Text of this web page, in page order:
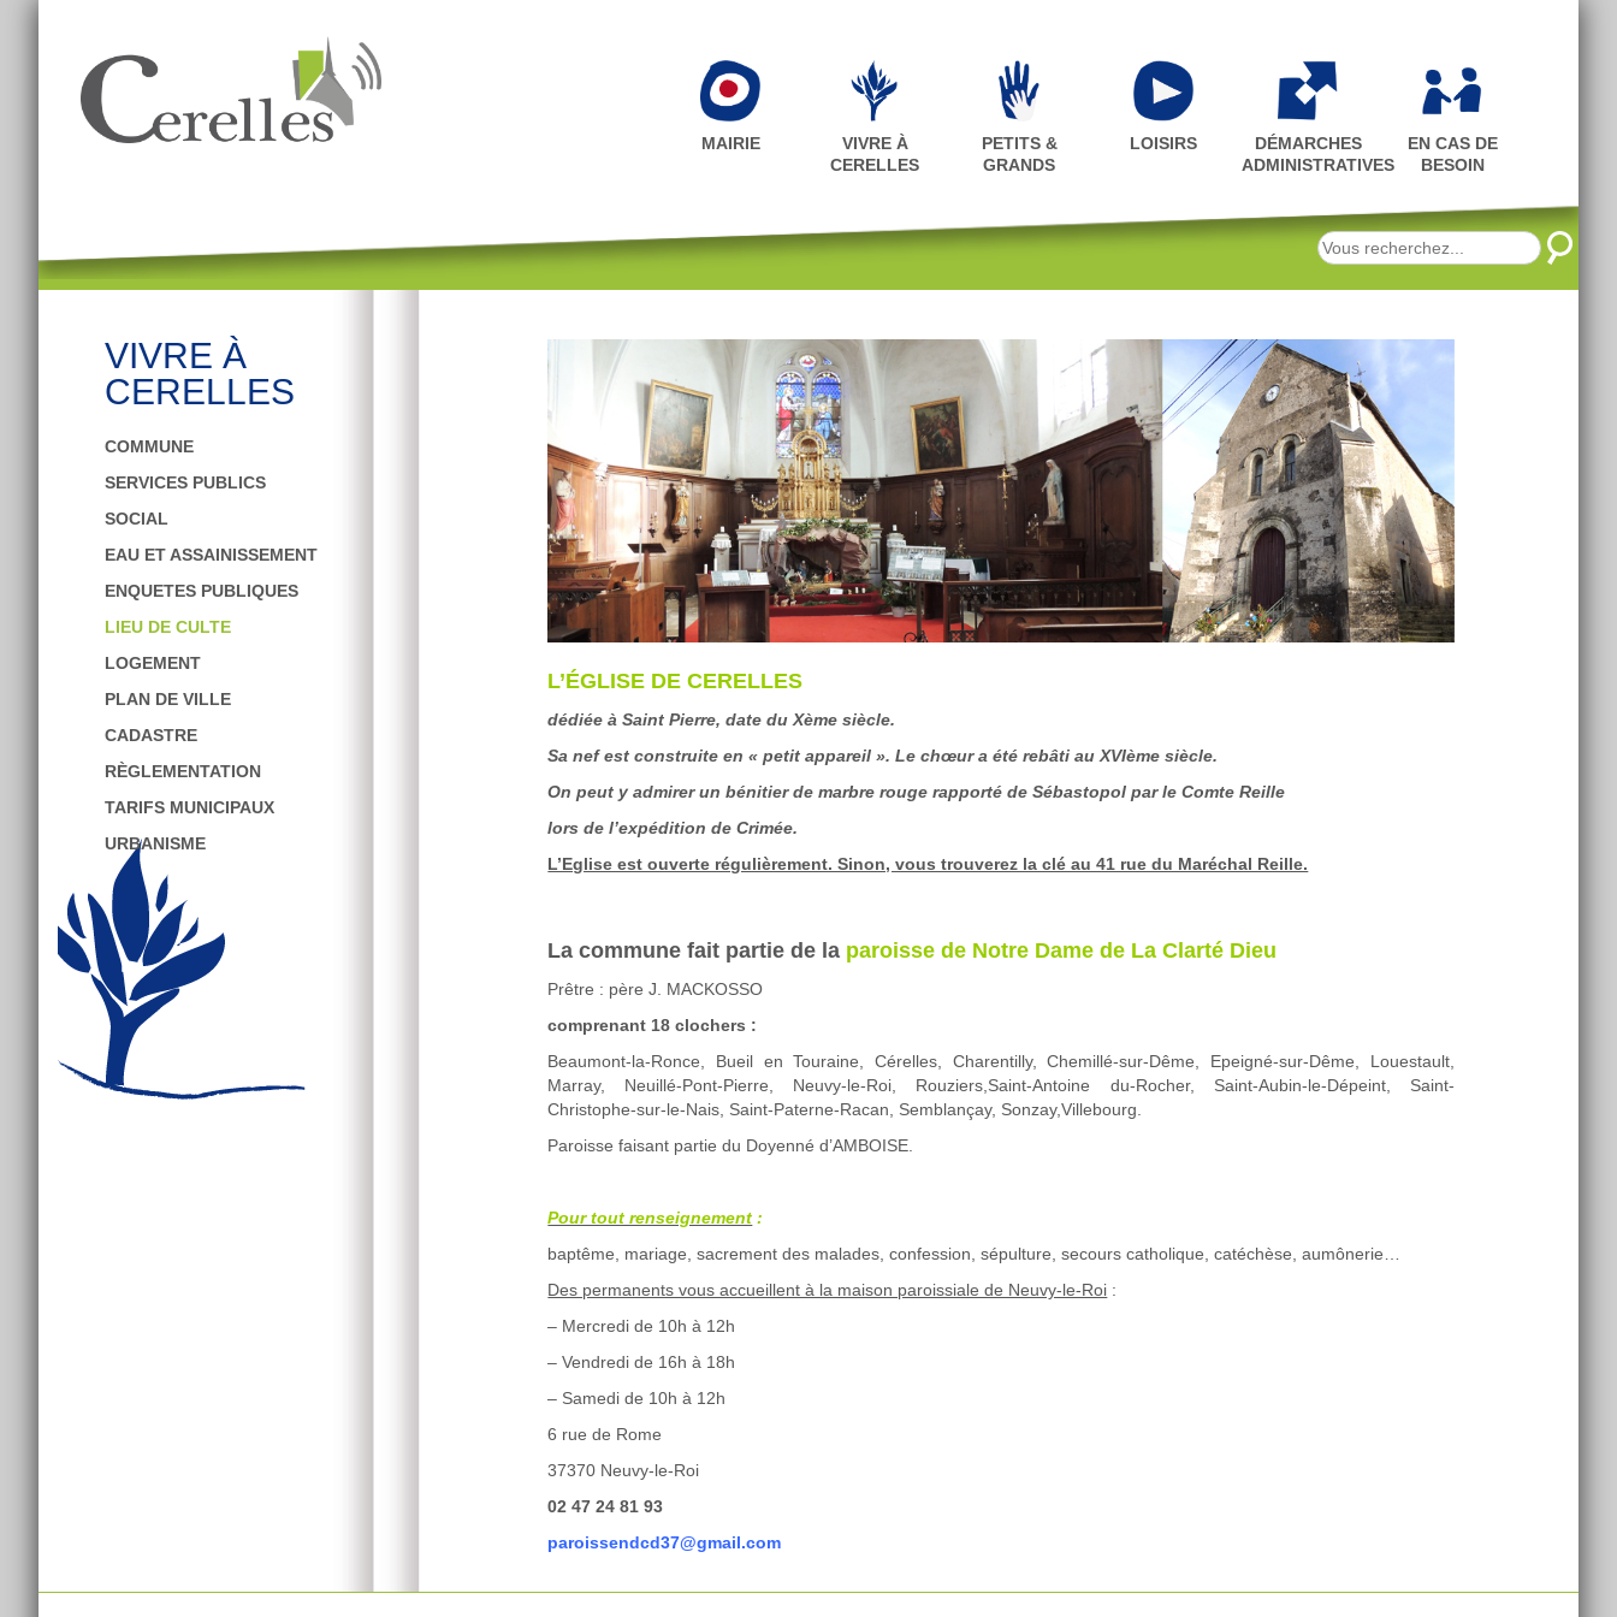
MAIRIE
VIVRE À
CERELLES
PETITS &
GRANDS
LOISIRS
DÉMARCHES
ADMINISTRATIVES
EN CAS DE
BESOIN
VIVRE À
CERELLES
COMMUNE
SERVICES PUBLICS
SOCIAL
EAU ET ASSAINISSEMENT
ENQUETES PUBLIQUES
LIEU DE CULTE
LOGEMENT
PLAN DE VILLE
CADASTRE
RÈGLEMENTATION
TARIFS MUNICIPAUX
URBANISME
L’ÉGLISE DE CERELLES
dédiée à Saint Pierre, date du Xème siècle.
Sa nef est construite en « petit appareil ». Le chœur a été rebâti au XVIème siècle.
On peut y admirer un bénitier de marbre rouge rapporté de Sébastopol par le Comte Reille
lors de l’expédition de Crimée.
L’Eglise est ouverte régulièrement. Sinon, vous trouverez la clé au 41 rue du Maréchal Reille.
La commune fait partie de la paroisse de Notre Dame de La Clarté Dieu
Prêtre : père J. MACKOSSO
comprenant 18 clochers :
Beaumont-la-Ronce, Bueil en Touraine, Cérelles, Charentilly, Chemillé-sur-Dême, Epeigné-sur-Dême, Louestault,
Marray, Neuillé-Pont-Pierre, Neuvy-le-Roi, Rouziers,Saint-Antoine du-Rocher, Saint-Aubin-le-Dépeint, Saint-
Christophe-sur-le-Nais, Saint-Paterne-Racan, Semblançay, Sonzay,Villebourg.
Paroisse faisant partie du Doyenné d’AMBOISE.
Pour tout renseignement :
baptême, mariage, sacrement des malades, confession, sépulture, secours catholique, catéchèse, aumônerie…
Des permanents vous accueillent à la maison paroissiale de Neuvy-le-Roi :
– Mercredi de 10h à 12h
– Vendredi de 16h à 18h
– Samedi de 10h à 12h
6 rue de Rome
37370 Neuvy-le-Roi
02 47 24 81 93
paroissendcd37@gmail.com